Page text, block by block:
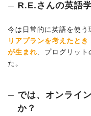
R.E.さんの英語
今は日常的に英語を使う
リアプランを考えたと
が生まれ、プログリット
た。
では、オンライ
か？